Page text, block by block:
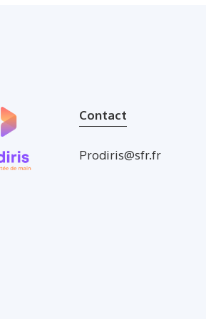
Contact
Prodiris@sfr.fr